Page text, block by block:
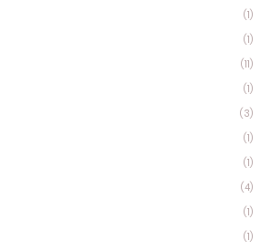
(1)
(1)
(11)
(1)
(3)
(1)
(1)
(4)
(1)
(1)